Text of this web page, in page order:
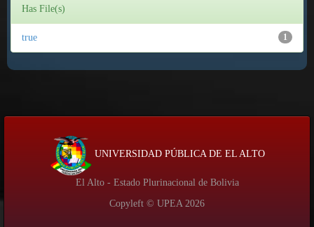
Has File(s)
1
true
UNIVERSIDAD PÚBLICA DE EL ALTO
El Alto - Estado Plurinacional de Bolivia
Copyleft © UPEA 2026